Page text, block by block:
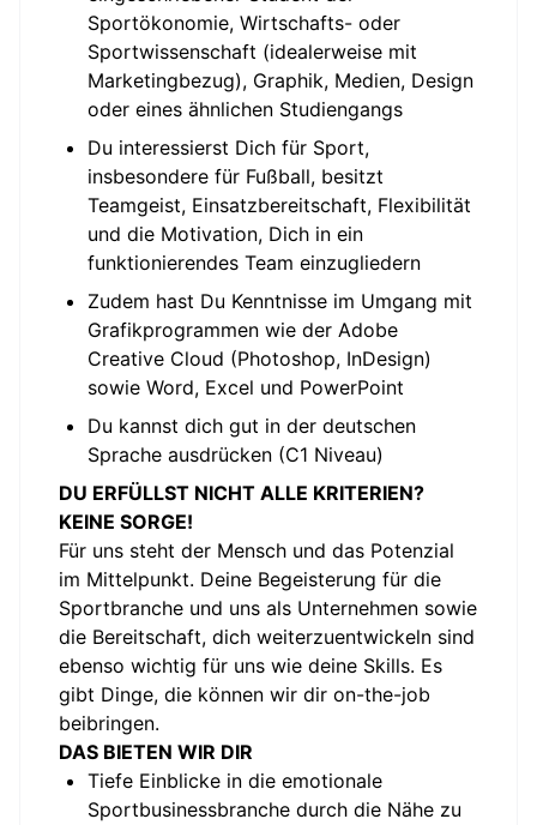
Sportökonomie, Wirtschafts- oder
Sportwissenschaft (idealerweise mit
Marketingbezug), Graphik, Medien, Design
oder eines ähnlichen Studiengangs
Du interessierst Dich für Sport,
insbesondere für Fußball, besitzt
Teamgeist, Einsatzbereitschaft, Flexibilität
und die Motivation, Dich in ein
funktionierendes Team einzugliedern
Zudem hast Du Kenntnisse im Umgang mit
Grafikprogrammen wie der Adobe
Creative Cloud (Photoshop, InDesign)
sowie Word, Excel und PowerPoint
Du kannst dich gut in der deutschen
Sprache ausdrücken (C1 Niveau)
DU ERFÜLLST NICHT ALLE KRITERIEN?
KEINE SORGE!
Für uns steht der Mensch und das Potenzial
im Mittelpunkt. Deine Begeisterung für die
Sportbranche und uns als Unternehmen sowie
die Bereitschaft, dich weiterzuentwickeln sind
ebenso wichtig für uns wie deine Skills. Es
gibt Dinge, die können wir dir on-the-job
beibringen.
DAS BIETEN WIR DIR
Tiefe Einblicke in die emotionale
Sportbusinessbranche durch die Nähe zu